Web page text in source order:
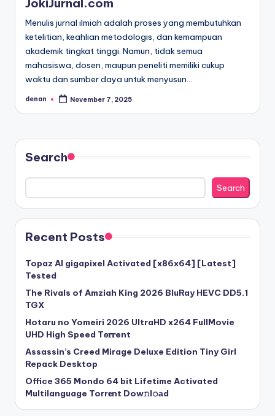
JokiJurnal.com
Menulis jurnal ilmiah adalah proses yang membutuhkan
ketelitian, keahlian metodologis, dan kemampuan
akademik tingkat tinggi. Namun, tidak semua
mahasiswa, dosen, maupun peneliti memiliki cukup
waktu dan sumber daya untuk menyusun…
Posted
denan November 7, 2025
Search
Search
Recent Posts
Topaz AI gigapixel Activated [x86x64] [Latest]
Tested
The Rivals of Amziah King 2026 BluRay HEVC DD5.1
TGX
Hotaru no Yomeiri 2026 UltraHD x264 FullMovie
UHD High Speed T𝐨𝐫𝐫ent
Assassin’s Creed Mirage Deluxe Edition Tiny Girl
Repack Desktop
Office 365 Mondo 64 bit Lifetime Activated
Multilanguage Torr𝐞nt Dow𝚗l𝚘аd